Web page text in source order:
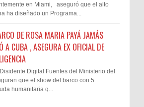
en Miami, aseguró que el alto
ha diseñado un Programa...
DE ROSA MARIA PAYÁ JAMÁS
A CUBA , ASEGURA EX OFICIAL DE
Digital Fuentes del Ministerio del
que el show del barco con 5
humanitaria q...